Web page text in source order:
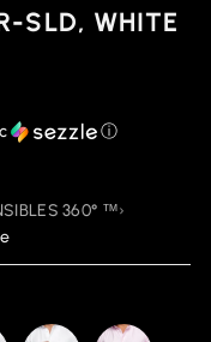
SLD, WHITE
ⓘ
360° ™›